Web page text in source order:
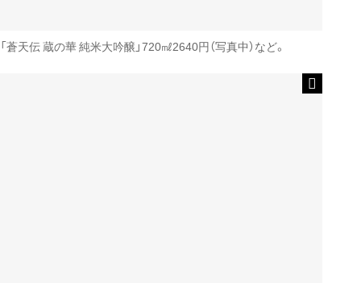
「蒼天伝 蔵の華 純米大吟醸」720㎖2640円（写真中）など。